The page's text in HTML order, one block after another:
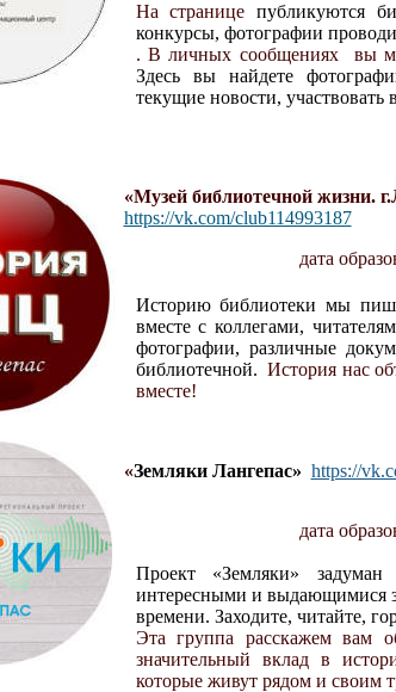
На странице публикуются
конкурсы, фотографии
. В личных сообщениях вы
Здесь вы найдете
текущие новости,
«Музей библиотечной жизни.
https://vk.com/club114993187
дата
Историю библиотеки мы
вместе с коллегами,
фотографии, различные
библиотечной. История нас
вместе!
«Земляки Лангепас» https://
дата
Проект «Земляки»
интересными и выдающимися
времени. Заходите, читайте,
Эта группа расскажем вам
значительный вклад в
которые живут рядом и своим